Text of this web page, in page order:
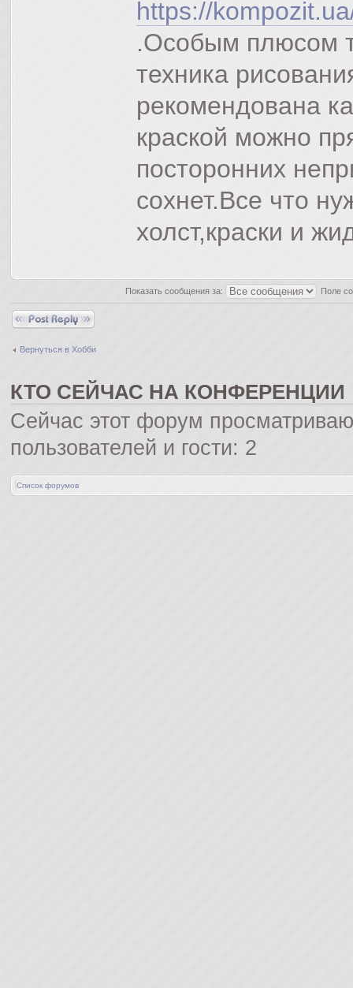
https://
.Особым плюсом
техника
рекомендована
краской можно
посторонних
сохнет.Все что
холст,краски и
Показать сообщения за: Поле
Ответить
Вернуться в Хобби
КТО СЕЙЧАС НА КОНФЕРЕНЦИИ
Сейчас этот форум
пользователей и гости: 2
Список форумов